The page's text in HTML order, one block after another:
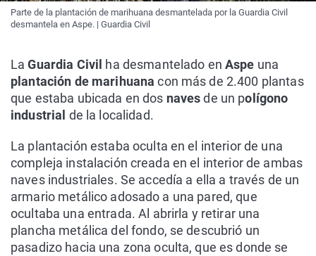
Parte de la plantación de marihuana desmantelada por la Guardia Civil
desmantela en Aspe. | Guardia Civil
La Guardia Civil ha desmantelado enAspe una
plantación de marihuanacon más de 2.400 plantas
que estaba ubicada en dos navesde un polígono
industrial de la localidad.
La plantación estaba oculta en el interior de una
compleja instalación creada en el interior de ambas
naves industriales. Se accedía a ella a través de un
armario metálico adosado a una pared, que
ocultaba una entrada. Al abrirla y retirar una
plancha metálica del fondo, se descubrió un
pasadizo hacia una zona oculta, que es donde se